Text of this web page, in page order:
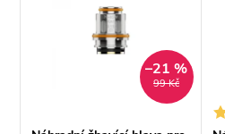
99 Kč
–21 %